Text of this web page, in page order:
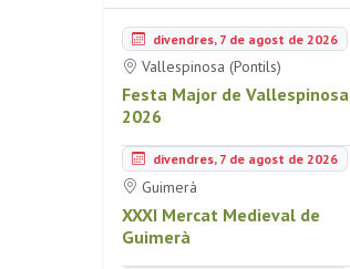
divendres, 7 de agost de 2026
Vallespinosa (Pontils)
Festa Major de Vallespinosa
2026
divendres, 7 de agost de 2026
Guimerà
XXXI Mercat Medieval de
Guimerà